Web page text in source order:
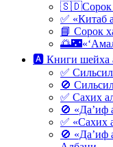
🇸🇩Сорок
✅ «Китаб
📘 Сорок
🅰 Книги шейха
✅
🚫
✅ Сахих
🚫 «Да’иф
✅ «Сахих
🚫 «Да’иф